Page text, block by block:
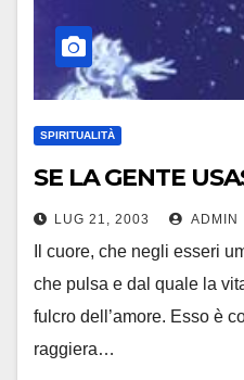
SPIRITUALITÀ
SE LA GENTE
LUG 21, 2003 ADMIN
Il cuore, che negli esseri
che pulsa e dal quale la
fulcro dell’amore. Esso è
raggiera…